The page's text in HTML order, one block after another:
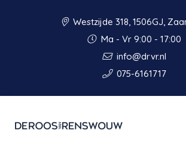
Westzijde 318, 1506GJ,
Ma - Vr 9:00 - 17:00
info@drvr.nl
075-6161717